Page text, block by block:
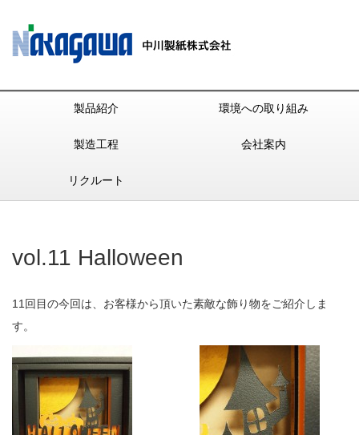
製品紹介 環境への取り組み
製造工程 会社案内
リクルート
vol.11 Halloween
11回目の今回は、お客様から頂いた素敵な飾り物をご紹介しま
す。